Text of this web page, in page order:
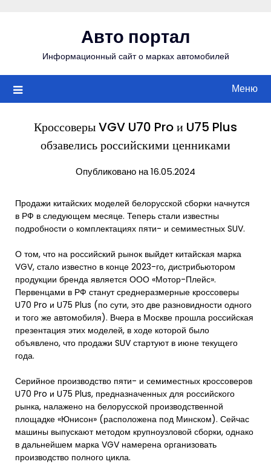
Авто портал
Информационный сайт о марках автомобилей
Меню
Кроссоверы VGV U70 Pro и U75 Plus
обзавелись российскими ценниками
Опубликовано на 16.05.2024
Продажи китайских моделей белорусской сборки начнутся
в РФ в следующем месяце. Теперь стали известны
подробности о комплектациях пяти- и семиместных SUV.
О том, что на российский рынок выйдет китайская марка
VGV, стало известно в конце 2023-го, дистрибьютором
продукции бренда является ООО «Мотор-Плейс».
Первенцами в РФ станут среднеразмерные кроссоверы
U70 Pro и U75 Plus (по сути, это две разновидности одного
и того же автомобиля). Вчера в Москве прошла российская
презентация этих моделей, в ходе которой было
объявлено, что продажи SUV стартуют в июне текущего
года.
Серийное производство пяти- и семиместных кроссоверов
U70 Pro и U75 Plus, предназначенных для российского
рынка, налажено на белорусской производственной
площадке «Юнисон» (расположена под Минском). Сейчас
машины выпускают методом крупноузловой сборки, однако
в дальнейшем марка VGV намерена организовать
производство полного цикла.